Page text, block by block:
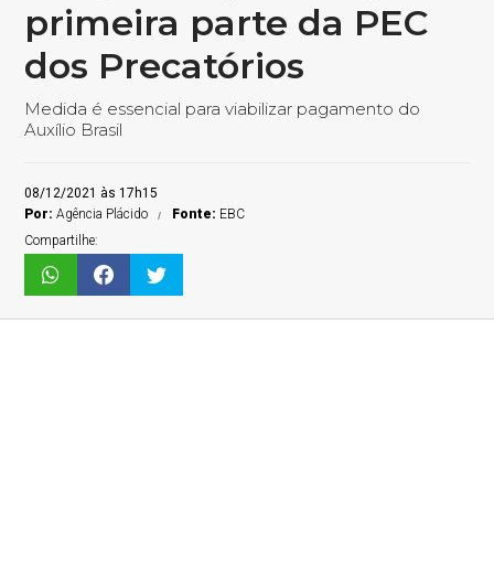
primeira parte da PEC
dos Precatórios
Medida é essencial para viabilizar pagamento do
Auxílio Brasil
08/12/2021 às 17h15
Por: Agência Plácido Fonte: EBC
Compartilhe: